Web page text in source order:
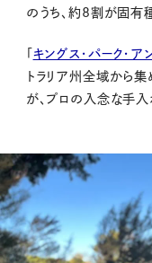
のうち、約8割が固有
キングス・パーク・ア
トラリア州全域から
が、プロの入念な手入